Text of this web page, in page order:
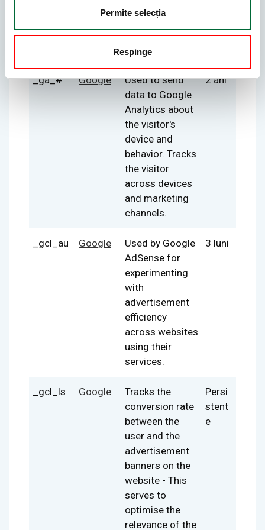
Permite selecția
Respinge
across devices
and marketing
channels.
_ga_# Google
Used to send
data to Google
Analytics about
the visitor's
device and
behavior. Tracks
the visitor
across devices
and marketing
channels.
2 ani
_gcl_au Google
Used by Google
AdSense for
experimenting
with
advertisement
efficiency
across websites
using their
services.
3 luni
_gcl_ls Google
Tracks the
conversion rate
between the
user and the
advertisement
banners on the
website - This
serves to
optimise the
relevance of the
Persi
stent
e